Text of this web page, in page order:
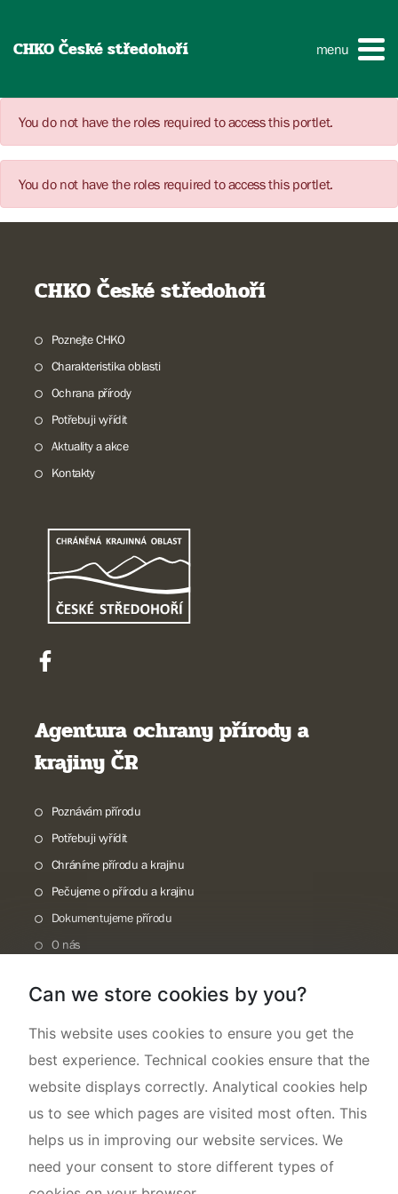
CHKO České středohoří menu
You do not have the roles required to access this portlet.
You do not have the roles required to access this portlet.
CHKO České středohoří
Poznejte CHKO
Charakteristika oblasti
Ochrana přírody
Potřebuji vyřídit
Aktuality a akce
Kontakty
Agentura ochrany přírody a
krajiny ČR
Poznávám přírodu
Potřebuji vyřídit
Chráníme přírodu a krajinu
Pečujeme o přírodu a krajinu
Dokumentujeme přírodu
O nás
Can we store cookies by you?
This website uses cookies to ensure you get the
best experience. Technical cookies ensure that the
website displays correctly. Analytical cookies help
us to see which pages are visited most often. This
helps us in improving our website services. We
need your consent to store different types of